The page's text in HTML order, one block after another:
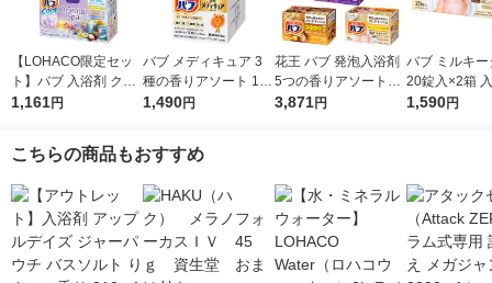
【LOHACO限定セッ
ト】バブ 入浴剤 クー
ル フラワースプラッ
1,161円
バブ メディキュア 3
種の香りアソート 1箱
（12錠入）高濃度炭
1,490円
花王 バブ 発泡入浴剤
5つの香りアソートセ
ット 100錠
3,871円
バブ ミルキー
20錠入×2箱
王 （にごり
1,590円
こちらの商品もおすすめ